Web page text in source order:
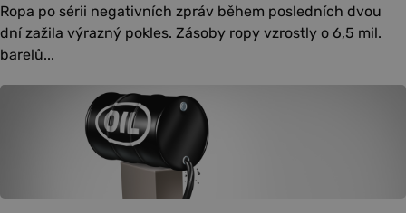
Ropa po sérii negativních zpráv během posledních dvou
dní zažila výrazný pokles. Zásoby ropy vzrostly o 6,5 mil.
barelů...